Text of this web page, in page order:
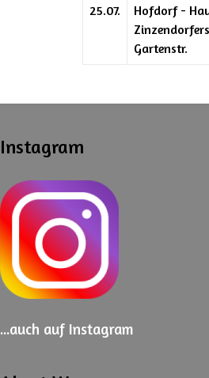
25.07.
Hofdorf -
Gartenstr.
Instagram
...auch auf Instagram